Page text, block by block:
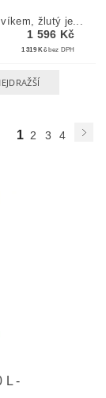
žlutý je...
1 596 Kč
1 319 Kč bez DPH
1 2 3
4
L -